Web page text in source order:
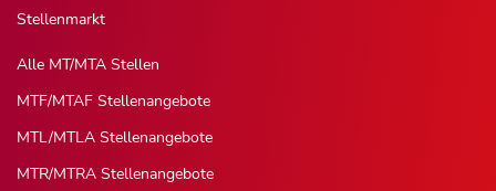
Stellenmarkt
Alle MT/MTA Stellen
MTF/MTAF Stellenangebote
MTL/MTLA Stellenangebote
MTR/MTRA Stellenangebote